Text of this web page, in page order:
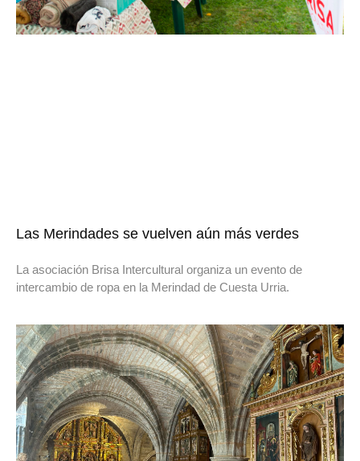
Las Merindades se vuelven aún más verdes
La asociación Brisa Intercultural organiza un evento de
intercambio de ropa en la Merindad de Cuesta Urria.